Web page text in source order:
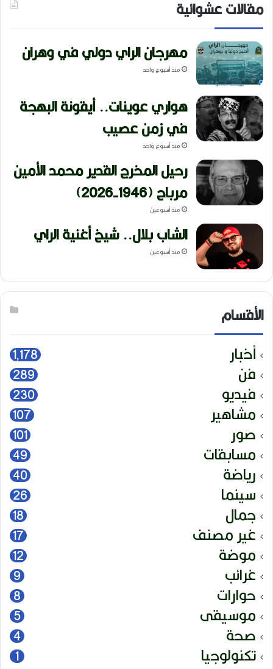
مقالات عشوائية
مهرجان الراي دولي في وهران
منذ أسبوع واحد
هواري عوينات.. أيقونة البهجة
في زمن عصيب
منذ أسبوع واحد
رحيل المخرج القدير محمد الأمين
مرباح (1946-2026)
منذ أسبوعين
الشاب بلال.. شيخ أغنية الراي
منذ أسبوعين
الأقسام
أخبار 1٬178
فن 289
فيديو 230
مشاهير 107
صور 101
مسابقات 49
رياضة 40
سينما 26
جمال 18
غير مصنف 17
موضة 12
غرائب 9
حوارات 8
موسيقى 5
صحة 4
تكنولوجيا 1